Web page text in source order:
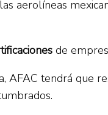
aerolíneas
de
AFAC tendrá que